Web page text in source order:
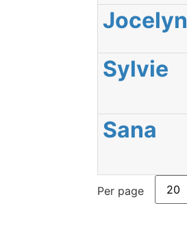
Jocelyn
Sylvie
Sana
Per page